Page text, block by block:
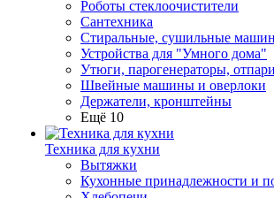
Роботы стеклоочистители
Сантехника
Стиральные, сушильные
Устройства для "Умного дома"
Утюги, парогенераторы,
Швейные машины и оверлоки
Держатели, кронштейны
Ещё 10
Техника для кухни
Вытяжки
Кухонные принадлежности и